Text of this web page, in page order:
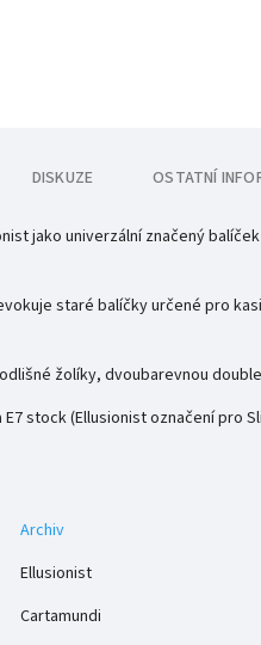
DISKUZE OSTATNÍ
jako univerzální značený
staré balíčky určené pro
žolíky, dvoubarevnou
stock (Ellusionist označení pro
Archiv
Ellusionist
Cartamundi